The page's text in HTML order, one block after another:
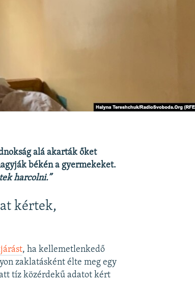
alá akarták őket
békén a gyermekeket.
harcolni.”
kértek,
, ha kellemetlenkedő
zaklatásként élte meg egy
tíz közérdekű adatot kért